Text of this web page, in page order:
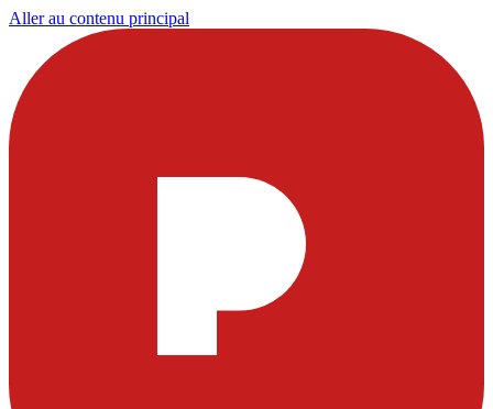
Aller au contenu principal